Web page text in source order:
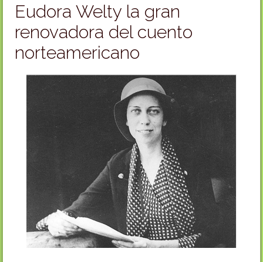
Eudora Welty la gran
renovadora del cuento
norteamericano